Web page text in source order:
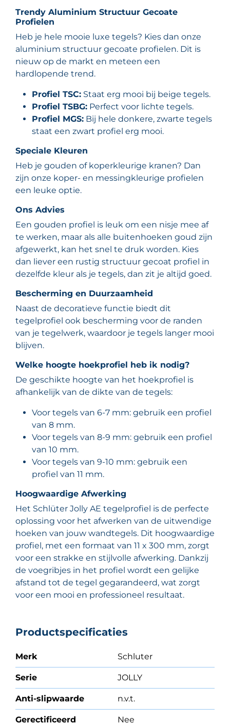
Trendy Aluminium Structuur Gecoate
Profielen
Heb je hele mooie luxe tegels? Kies dan onze
aluminium structuur gecoate profielen. Dit is
nieuw op de markt en meteen een
hardlopende trend.
Profiel TSC: Staat erg mooi bij beige tegels.
Profiel TSBG: Perfect voor lichte tegels.
Profiel MGS: Bij hele donkere, zwarte tegels
staat een zwart profiel erg mooi.
Speciale Kleuren
Heb je gouden of koperkleurige kranen? Dan
zijn onze koper- en messingkleurige profielen
een leuke optie.
Ons Advies
Een gouden profiel is leuk om een nisje mee af
te werken, maar als alle buitenhoeken goud zijn
afgewerkt, kan het snel te druk worden. Kies
dan liever een rustig structuur gecoat profiel in
dezelfde kleur als je tegels, dan zit je altijd goed.
Bescherming en Duurzaamheid
Naast de decoratieve functie biedt dit
tegelprofiel ook bescherming voor de randen
van je tegelwerk, waardoor je tegels langer mooi
blijven.
Welke hoogte hoekprofiel heb ik nodig?
De geschikte hoogte van het hoekprofiel is
afhankelijk van de dikte van de tegels:
Voor tegels van 6-7 mm: gebruik een profiel
van 8 mm.
Voor tegels van 8-9 mm: gebruik een profiel
van 10 mm.
Voor tegels van 9-10 mm: gebruik een
profiel van 11 mm.
Hoogwaardige Afwerking
Het Schlüter Jolly AE tegelprofiel is de perfecte
oplossing voor het afwerken van de uitwendige
hoeken van jouw wandtegels. Dit hoogwaardige
profiel, met een formaat van 11 x 300 mm, zorgt
voor een strakke en stijlvolle afwerking. Dankzij
de voegribjes in het profiel wordt een gelijke
afstand tot de tegel gegarandeerd, wat zorgt
voor een mooi en professioneel resultaat.
Productspecificaties
Merk Schluter
Serie JOLLY
Anti-slipwaarde n.v.t.
Gerectificeerd Nee